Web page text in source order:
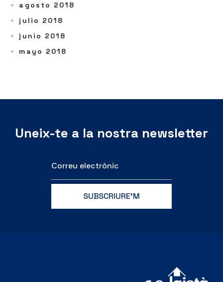
agosto 2018
julio 2018
junio 2018
mayo 2018
Uneix-te a la nostra newsletter